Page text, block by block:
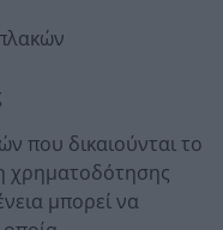
που δικαιούνται το
χρηματοδότησης
μπορεί να